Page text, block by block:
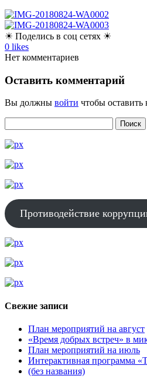
☀ Поделись в соц сетях ☀
0 likes
Нет комментариев
Оставить комментарий
Вы должны войти чтобы оставить
Противодействие
Свежие записи
План мероприятий на август
«Время добрых встреч» в
План мероприятий на июль
Интерактивная программа
(без названия)